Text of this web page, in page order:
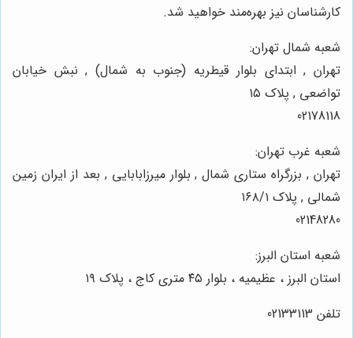
کارشناسان نیز بهره‌مند خواهید شد.
شعبه شمال تهران:
تهران , ابتدای بلوار قیطریه (جنوب به شمال) , نبش خیابان
تواضعی , پلاک ۱۵
02178118
شعبه غرب تهران:
تهران , بزرگراه ستاری شمال , بلوار میرزابابایی , بعد از ایران زمین
شمالی , پلاک ۱۶۸/۱
02148280
شعبه استان البرز:
استان البرز ، عظیمیه ، بلوار ۴۵ متری کاج ، پلاک ۱۹
تلفن 02133113